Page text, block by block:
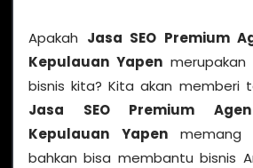
Apakah Jasa SEO Premium
Kepulauan Yapen
bisnis kita? Kita akan memberi
Jasa SEO Premium
Kepulauan Yapenmemang
bahkan bisa membantu bisnis